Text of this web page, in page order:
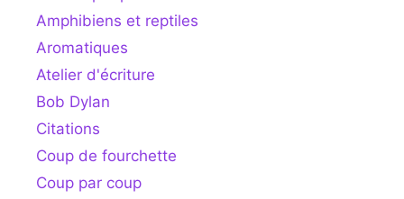
Amphibiens et reptiles
Aromatiques
Atelier d'écriture
Bob Dylan
Citations
Coup de fourchette
Coup par coup